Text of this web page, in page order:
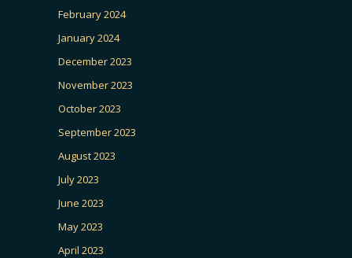
February 2024
January 2024
December 2023
November 2023
October 2023
September 2023
August 2023
July 2023
June 2023
May 2023
April 2023